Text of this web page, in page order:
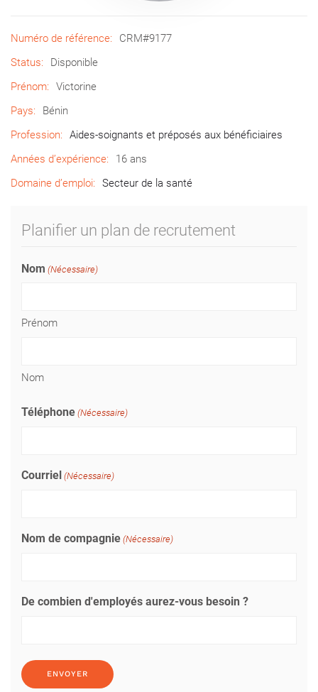
Numéro de référence:
CRM#9177
Status:
Disponible
Prénom:
Victorine
Pays:
Bénin
Profession:
Aides-soignants et préposés aux bénéficiaires
Années d’expérience:
16 ans
Domaine d’emploi:
Secteur de la santé
Planifier un plan de recrutement
Nom (Nécessaire)
Prénom
Nom
Téléphone (Nécessaire)
Courriel (Nécessaire)
Nom de compagnie (Nécessaire)
De combien d'employés aurez-vous besoin ?